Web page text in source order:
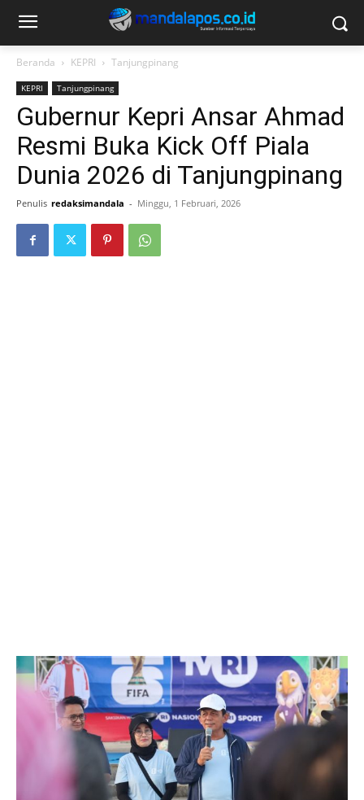
Beranda KEPRI Tanjungpinang
KEPRI Tanjungpinang
Gubernur Kepri Ansar Ahmad
Resmi Buka Kick Off Piala
Dunia 2026 di Tanjungpinang
Penulis redaksimandala - Minggu, 1 Februari, 2026